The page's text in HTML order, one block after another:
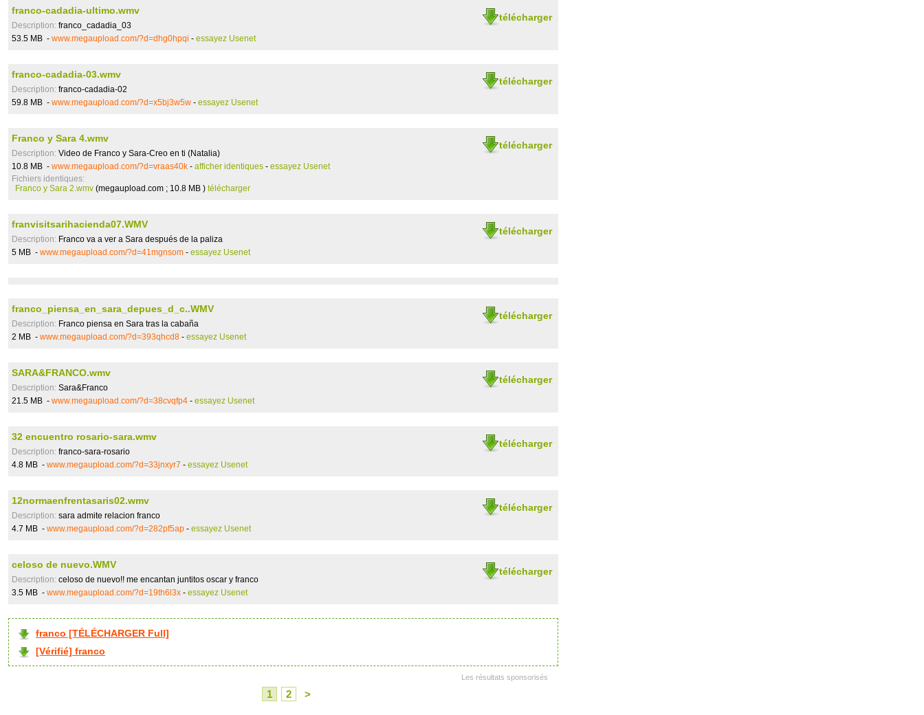
télécharger
franco-cadadia-ultimo.wmv
Description: franco_cadadia_03
53.5 MB - www.megaupload.com/?d=dhg0hpqi - essayez Usenet
télécharger
franco-cadadia-03.wmv
Description: franco-cadadia-02
59.8 MB - www.megaupload.com/?d=x5bj3w5w - essayez Usenet
télécharger
Franco y Sara 4.wmv
Description: Video de Franco y Sara-Creo en ti (Natalia)
10.8 MB - www.megaupload.com/?d=vraas40k - afficher identiques - essayez Usenet
Fichiers identiques:
Franco y Sara 2.wmv (megaupload.com ; 10.8 MB ) télécharger
télécharger
franvisitsarihacienda07.WMV
Description: Franco va a ver a Sara después de la paliza
5 MB - www.megaupload.com/?d=41mgnsom - essayez Usenet
télécharger
franco_piensa_en_sara_depues_d_c..WMV
Description: Franco piensa en Sara tras la cabaña
2 MB - www.megaupload.com/?d=393qhcd8 - essayez Usenet
télécharger
SARA&FRANCO.wmv
Description: Sara&Franco
21.5 MB - www.megaupload.com/?d=38cvqfp4 - essayez Usenet
télécharger
32 encuentro rosario-sara.wmv
Description: franco-sara-rosario
4.8 MB - www.megaupload.com/?d=33jnxyr7 - essayez Usenet
télécharger
12normaenfrentasaris02.wmv
Description: sara admite relacion franco
4.7 MB - www.megaupload.com/?d=282pf5ap - essayez Usenet
télécharger
celoso de nuevo.WMV
Description: celoso de nuevo!! me encantan juntitos oscar y franco
3.5 MB - www.megaupload.com/?d=19th6l3x - essayez Usenet
franco [TÉLÉCHARGER Full]
[Vérifié] franco
Les résultats sponsorisés
1 2 >